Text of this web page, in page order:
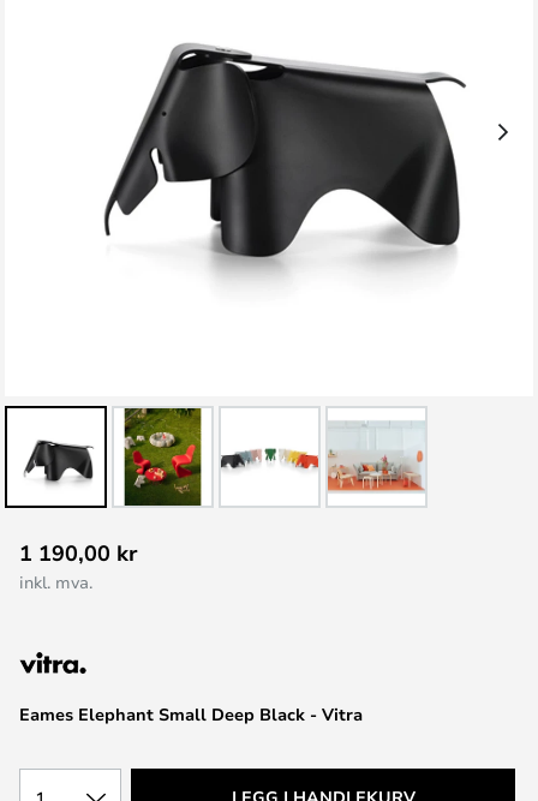
til
begynnelsen
bildegalleri
Eames Elephant Small Deep Black - Vitra
1 190,00 kr
inkl. mva.